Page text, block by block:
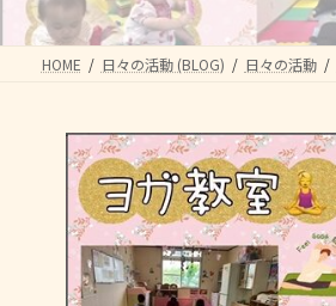
HOME 日々の活動 (BLOG) 日々の活動